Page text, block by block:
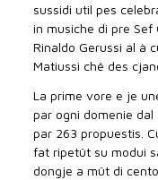
sussidi util pes
in musiche di pre Sef
Rinaldo Gerussi al à
Matiussi chê des
La prime vore e je
par ogni domenie
par 263 propuestis.
fat ripetût su modui
dongje a mût di